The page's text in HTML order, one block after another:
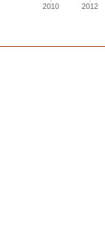
2010 2012